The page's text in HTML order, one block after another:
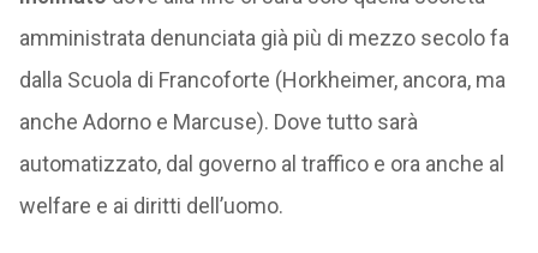
amministrata denunciata già più di mezzo secolo fa
dalla Scuola di Francoforte (Horkheimer, ancora, ma
anche Adorno e Marcuse). Dove tutto sarà
automatizzato, dal governo al traffico e ora anche al
welfare e ai diritti dell’uomo.